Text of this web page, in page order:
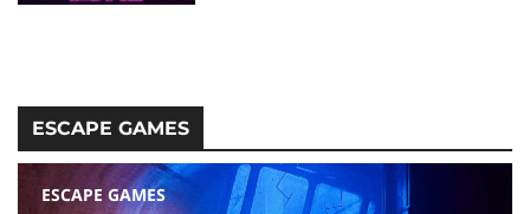
ESCAPE GAMES
ESCAPE GAMES